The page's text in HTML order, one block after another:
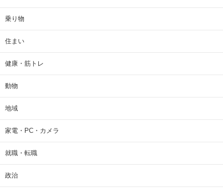
乗り物
住まい
健康・筋トレ
動物
地域
家電・PC・カメラ
就職・転職
政治